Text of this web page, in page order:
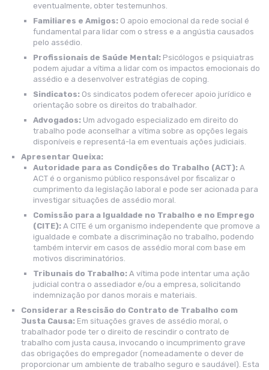
eventualmente, obter testemunhos.
Familiares e Amigos: O apoio emocional da rede social é
fundamental para lidar com o stress e a angústia causados
pelo assédio.
Profissionais de Saúde Mental: Psicólogos e psiquiatras
podem ajudar a vítima a lidar com os impactos emocionais do
assédio e a desenvolver estratégias de coping.
Sindicatos: Os sindicatos podem oferecer apoio jurídico e
orientação sobre os direitos do trabalhador.
Advogados: Um advogado especializado em direito do
trabalho pode aconselhar a vítima sobre as opções legais
disponíveis e representá-la em eventuais ações judiciais.
Apresentar Queixa:
Autoridade para as Condições do Trabalho (ACT): A
ACT é o organismo público responsável por fiscalizar o
cumprimento da legislação laboral e pode ser acionada para
investigar situações de assédio moral.
Comissão para a Igualdade no Trabalho e no Emprego
(CITE): A CITE é um organismo independente que promove a
igualdade e combate a discriminação no trabalho, podendo
também intervir em casos de assédio moral com base em
motivos discriminatórios.
Tribunais do Trabalho: A vítima pode intentar uma ação
judicial contra o assediador e/ou a empresa, solicitando
indemnização por danos morais e materiais.
Considerar a Rescisão do Contrato de Trabalho com
Justa Causa: Em situações graves de assédio moral, o
trabalhador pode ter o direito de rescindir o contrato de
trabalho com justa causa, invocando o incumprimento grave
das obrigações do empregador (nomeadamente o dever de
proporcionar um ambiente de trabalho seguro e saudável). Esta